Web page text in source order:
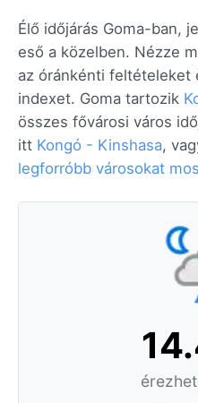
Élő időjárás Goma-ban,
eső a közelben. Nézze
az óránkénti feltételeket
indexet. Goma tartozik
összes fővárosi város
itt Kongó - Kinshasa,
legforróbb városokat